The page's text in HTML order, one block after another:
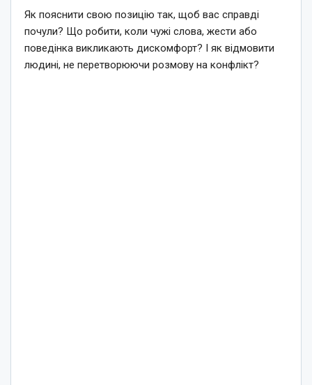
Як пояснити свою позицію так, щоб вас справді
почули? Що робити, коли чужі слова, жести або
поведінка викликають дискомфорт? І як відмовити
людині, не перетворюючи розмову на конфлікт?